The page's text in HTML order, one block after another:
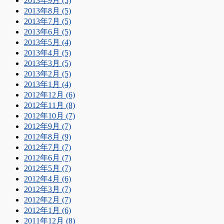
2013年8月 (5)
2013年7月 (5)
2013年6月 (5)
2013年5月 (4)
2013年4月 (5)
2013年3月 (5)
2013年2月 (5)
2013年1月 (4)
2012年12月 (6)
2012年11月 (8)
2012年10月 (7)
2012年9月 (7)
2012年8月 (9)
2012年7月 (7)
2012年6月 (7)
2012年5月 (7)
2012年4月 (6)
2012年3月 (7)
2012年2月 (7)
2012年1月 (6)
2011年12月 (8)